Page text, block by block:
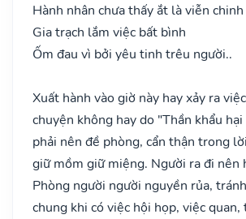
Hành nhân chưa thấy ắt là viễn chinh
Gia trạch lắm việc bất bình
Ốm đau vì bởi yêu tinh trêu người..
Xuất hành vào giờ này hay xảy ra
chuyện không hay do "Thần khẩu hại
phải nên đề phòng, cẩn thận trong
giữ mồm giữ miệng. Người ra đi nên
Phòng người người nguyền rủa,
chung khi có việc hội họp, việc